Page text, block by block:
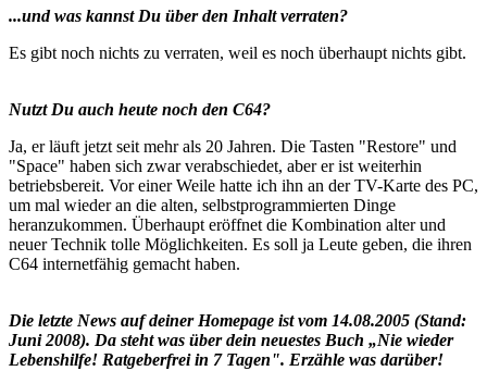
...und was kannst Du über den Inhalt verraten?
Es gibt noch nichts zu verraten, weil es noch überhaupt nichts gibt.
Nutzt Du auch heute noch den C64?
Ja, er läuft jetzt seit mehr als 20 Jahren. Die Tasten "Restore" und
"Space" haben sich zwar verabschiedet, aber er ist weiterhin
betriebsbereit. Vor einer Weile hatte ich ihn an der TV-Karte des PC,
um mal wieder an die alten, selbstprogrammierten Dinge
heranzukommen. Überhaupt eröffnet die Kombination alter und
neuer Technik tolle Möglichkeiten. Es soll ja Leute geben, die ihren
C64 internetfähig gemacht haben.
Die letzte News auf deiner Homepage ist vom 14.08.2005 (Stand:
Juni 2008). Da steht was über dein neuestes Buch „Nie wieder
Lebenshilfe! Ratgeberfrei in 7 Tagen". Erzähle was darüber!